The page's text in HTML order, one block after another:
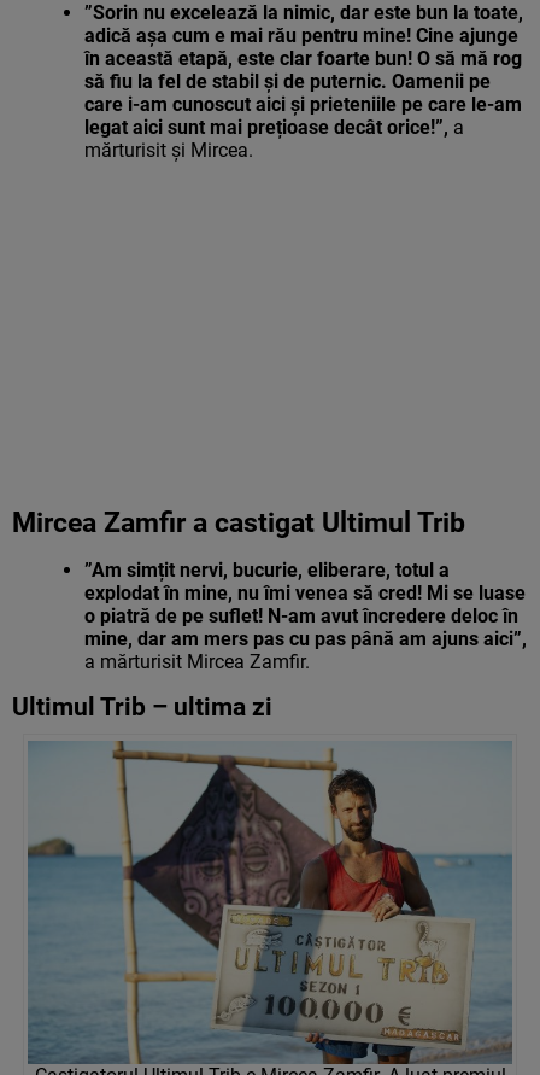
”Sorin nu excelează la nimic, dar este bun la toate,
adică așa cum e mai rău pentru mine! Cine ajunge
în această etapă, este clar foarte bun! O să mă rog
să fiu la fel de stabil și de puternic. Oamenii pe
care i-am cunoscut aici și prieteniile pe care le-am
legat aici sunt mai prețioase decât orice!”, a
mărturisit și Mircea.
Mircea Zamfir a castigat Ultimul Trib
”Am simțit nervi, bucurie, eliberare, totul a
explodat în mine, nu îmi venea să cred! Mi se luase
o piatră de pe suflet! N-am avut încredere deloc în
mine, dar am mers pas cu pas până am ajuns aici”,
a mărturisit Mircea Zamfir.
Ultimul Trib – ultima zi